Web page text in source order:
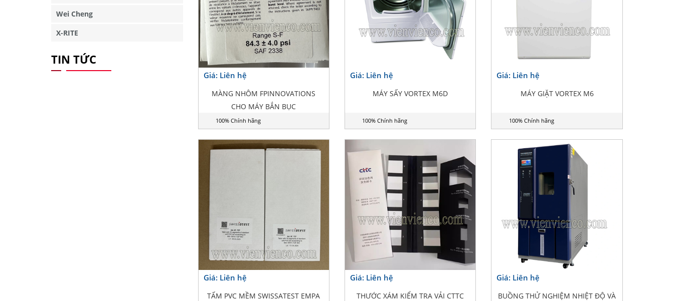
Giá: Liên hệ
MÀNG NHÔM FPINNOVATIONS
CHO MÁY BẮN BỤC
100% Chính hãng
Giá: Liên hệ
MÁY SẤY VORTEX M6D
100% Chính hãng
Giá: Liên hệ
MÁY GIẶT VORTEX M6
100% Chính hãng
Giá: Liên hệ
TẤM PVC MỀM SWISSATEST EMPA
Giá: Liên hệ
THƯỚC XÁM KIỂM TRA VẢI CTTC
Giá: Liên hệ
BUỒNG THỬ NGHIỆM NHIỆT ĐỘ VÀ
Wei Cheng
X-RITE
TIN TỨC